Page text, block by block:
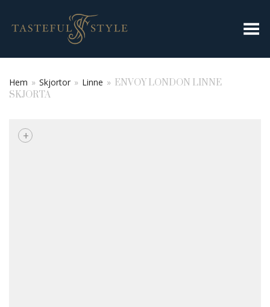
Toggla meny
Hem » Skjortor » Linne » ENVOY LONDON LINNE
SKJORTA
+